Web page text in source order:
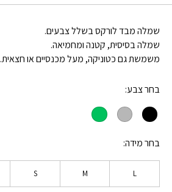
שמלה מבד לורקס בשלל צבעים.
שמלה בסיסית, קטנה ומחמיאה.
משמשת גם כטוניקה, מעל מכנסיים או חצאית.
בחר צבע
בחר מידה
L
M
S